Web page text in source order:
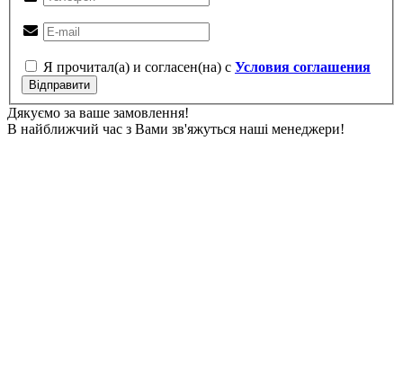
Я прочитал(а) и согласен(на) с Условия соглашения
Відправити
Дякуємо за ваше замовлення!
В найближчий час з Вами зв'яжуться наші менеджери!